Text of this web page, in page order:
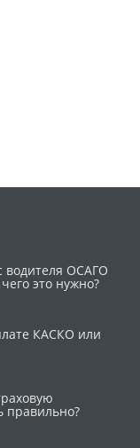
водителя ОСАГО
это нужно?
КАСКО или
правильно?